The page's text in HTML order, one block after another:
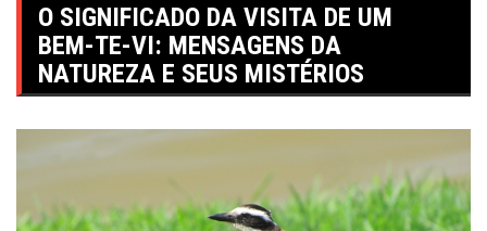
O SIGNIFICADO DA VISITA DE UM
BEM-TE-VI: MENSAGENS DA
NATUREZA E SEUS MISTÉRIOS